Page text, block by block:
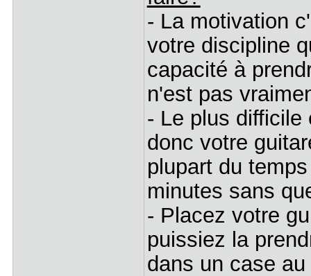
- La motivation
votre discipline
capacité à
n'est pas
- Le plus difficile
donc votre
plupart du
minutes sans
- Placez votre
puissiez la
dans un case